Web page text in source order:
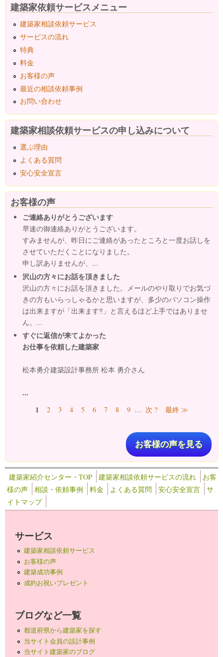
建築家依頼サービスメニュー
建築家相談依頼サービス
サービスの流れ
特典
料金
お客様の声
最近の相談依頼事例
お問い合わせ
建築家相談依頼サービスの申し込みについて
選ぶ理由
よくある質問
安心安全宣言
お客様の声
ご連絡ありがとうございます
早速の御連絡ありがとうございます。
すみませんが、昨日にご連絡があったところと一度お話しを
させていただくことになりました。
申し訳ありませんが、...
沢山の方々にお話を頂きました
沢山の方々にお話を頂きました。メールのやり取りでお気づ
きの方もいらっしゃるかと思いますが、多少のパソコン操作
は出来ますが「出来ます‼」と言えるほど上手ではありませ
ん。...
すぐに返信が来てよかった
お仕事を依頼した建築家
松本勇介建築設計事務所 松本 勇介さん
...
ページ1 2 3 4 5 6 7 8 9 … 次 ? 最終 ≫
お客様の声を見る
建築家紹介センター・TOP 建築家相談依頼サービスの流れ
お客
様の声
相談・依頼事例 料金 よくある質問 安心安全宣言
サ
イトマップ
サービス
建築家相談依頼サービス
お客様の声
建築成功事例
成約お祝いプレゼント
ブログなど一覧
都道府県から建築家を探す
当サイト会員の設計事例
当サイト建築家のブログ